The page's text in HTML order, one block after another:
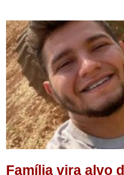
Família vira alvo